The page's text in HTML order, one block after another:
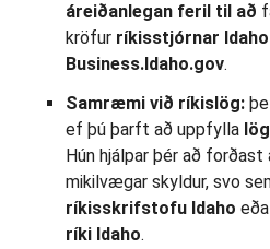
áreiðanlegan feril til að
kröfur ríkisstjórnar Idaho
Business.Idaho.gov.
Samræmi við ríkislög:
ef þú þarft að uppfylla
Hún hjálpar þér að
mikilvægar skyldur, svo
ríkisskrifstofu Idaho
ríki Idaho.